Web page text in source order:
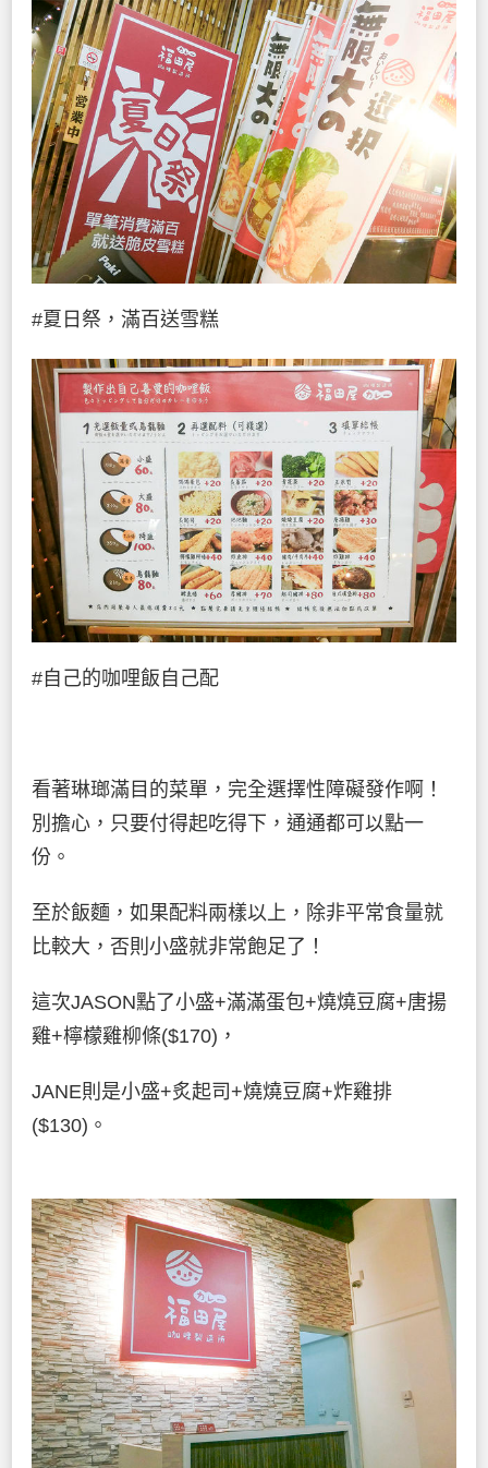
#夏日祭，滿百送雪糕
#自己的咖哩飯自己配
看著琳瑯滿目的菜單，完全選擇性障礙發作啊！
別擔心，只要付得起吃得下，通通都可以點一
份。
至於飯麵，如果配料兩樣以上，除非平常食量就
比較大，否則小盛就非常飽足了！
這次JASON點了小盛+滿滿蛋包+燒燒豆腐+唐揚
雞+檸檬雞柳條($170)，
JANE則是小盛+炙起司+燒燒豆腐+炸雞排
($130)。